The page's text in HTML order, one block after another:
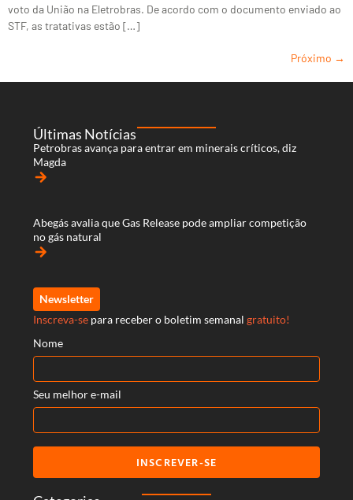
voto da União na Eletrobras. De acordo com o documento enviado ao
STF, as tratativas estão […]
Próximo →
Últimas Notícias
Petrobras avança para entrar em minerais críticos, diz
Magda
arrow_forward
Abegás avalia que Gas Release pode ampliar competição
no gás natural
arrow_forward
Newsletter
Inscreva-se para receber o boletim semanal gratuito!
Nome
Seu melhor e-mail
INSCREVER-SE